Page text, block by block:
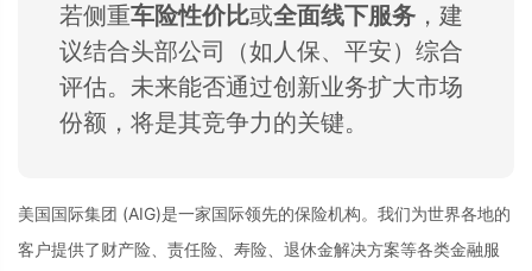
若侧重车险性价比或全面线下服务 ，建
议结合头部公司（如人保、平安）综合
评估。未来能否通过创新业务扩大市场
份额，将是其竞争力的关键。
美国国际集团 (AIG)是一家国际领先的保险机构。我们为世界各地的
客户提供了财产险、责任险、寿险、退休金解决方案等各类金融服